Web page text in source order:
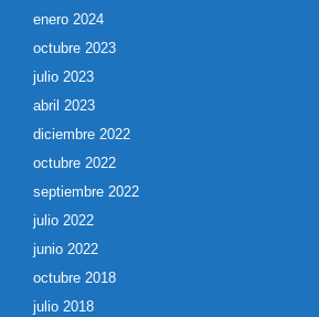
enero 2024
octubre 2023
julio 2023
abril 2023
diciembre 2022
octubre 2022
septiembre 2022
julio 2022
junio 2022
octubre 2018
julio 2018